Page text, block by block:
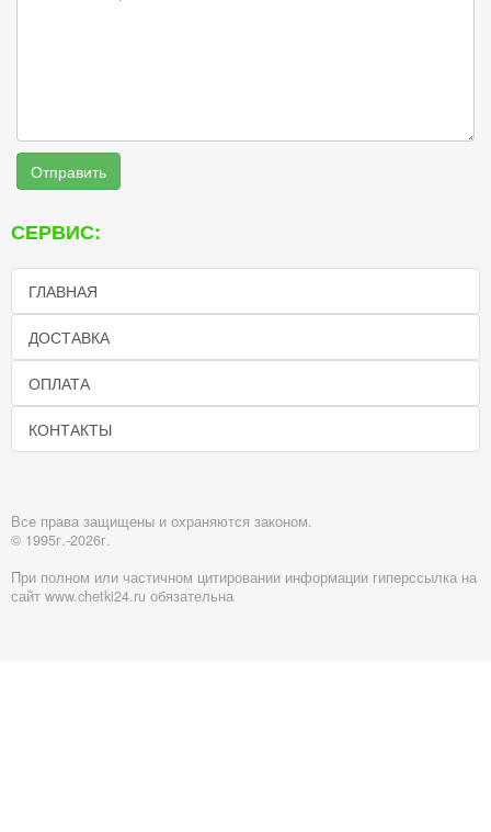
Отправить
СЕРВИС:
ГЛАВНАЯ
ДОСТАВКА
ОПЛАТА
КОНТАКТЫ
Все права защищены и охраняются законом.
© 1995г.-2026г.
При полном или частичном цитировании информации гиперссылка на
сайт www.chetki24.ru обязательна